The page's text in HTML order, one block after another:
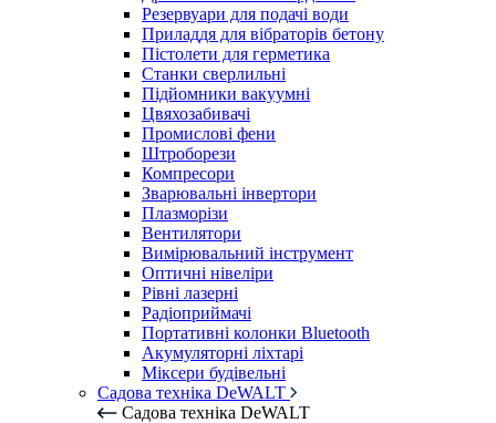
Резервуари для подачі води
Приладдя для вібраторів бетону
Пістолети для герметика
Станки сверлильні
Підйомники вакуумні
Цвяхозабивачі
Промислові фени
Штроборези
Компресори
Зварювальні інвертори
Плазморізи
Вентилятори
Вимірювальний інструмент
Оптичні нівеліри
Рівні лазерні
Радіоприймачі
Портативні колонки Bluetooth
Акумуляторні ліхтарі
Міксери будівельні
Садова техніка DeWALT
Садова техніка DeWALT